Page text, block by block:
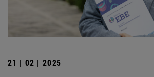
21 | 02 | 2025